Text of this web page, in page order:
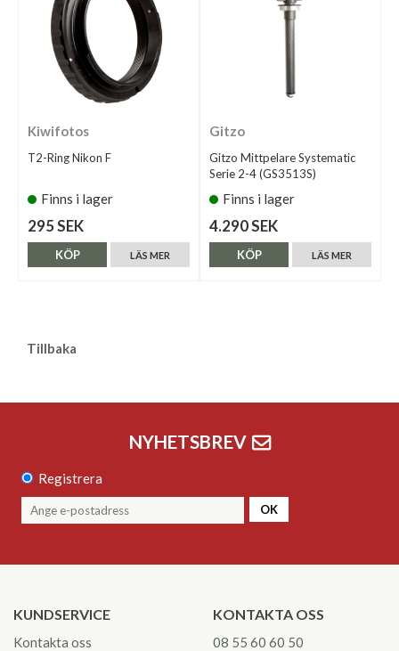
Kiwifotos
T2-Ring Nikon F
Finns i lager
295 SEK
LÄS MER
KÖP
Gitzo
Gitzo Mittpelare Systematic
Serie 2-4 (GS3513S)
Finns i lager
4.290 SEK
LÄS MER
KÖP
Tillbaka
NYHETSBREV
Registrera
OK
KUNDSERVICE
Kontakta oss
KONTAKTA OSS
08 55 60 60 50